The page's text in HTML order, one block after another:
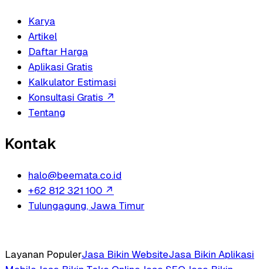
Karya
Artikel
Daftar Harga
Aplikasi Gratis
Kalkulator Estimasi
Konsultasi Gratis ↗
Tentang
Kontak
halo@beemata.co.id
+62 812 321 100 ↗
Tulungagung, Jawa Timur
Layanan PopulerJasa Bikin WebsiteJasa Bikin Aplikasi